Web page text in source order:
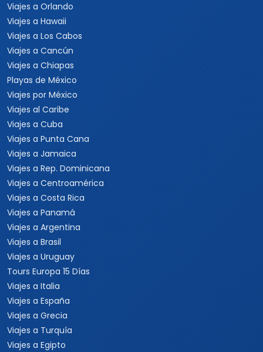
Viajes a Orlando
Viajes a Hawaii
Viajes a Los Cabos
Viajes a Cancún
Viajes a Chiapas
Playas de México
Viajes por México
Viajes al Caribe
Viajes a Cuba
Viajes a Punta Cana
Viajes a Jamaica
Viajes a Rep. Dominicana
Viajes a Centroamérica
Viajes a Costa Rica
Viajes a Panamá
Viajes a Argentina
Viajes a Brasil
Viajes a Uruguay
Tours Europa 15 Días
Viajes a Italia
Viajes a España
Viajes a Grecia
Viajes a Turquía
Viajes a Egipto